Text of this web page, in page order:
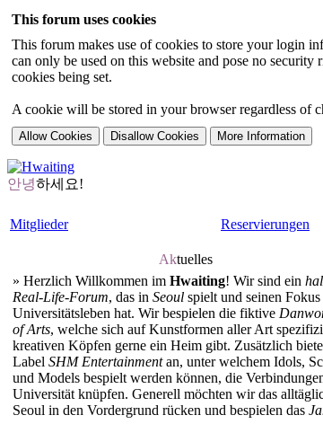
This forum uses cookies
This forum makes use of cookies to store your login
can only be used on this website and pose no
cookies being set.
A cookie will be stored in your browser regardless of
안녕하세요!
Mitglieder
Reservierungen
Aktuelles
» Herzlich Willkommen im Hwaiting! Wir sind ein
Real-Life-Forum, das in Seoul spielt und seinen
Universitätsleben hat. Wir bespielen die fiktive
of Arts, welche sich auf Kunstformen aller Art
kreativen Köpfen gerne ein Heim gibt. Zusätzlich
Label SHM Entertainmentan, unter welchem Idols,
und Models bespielt werden können, die
Universität knüpfen. Generell möchten wir das
Seoul in den Vordergrund rücken und bespielen das